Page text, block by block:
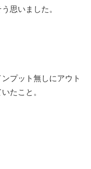
思いました。
プット無しにアウト
たこと。